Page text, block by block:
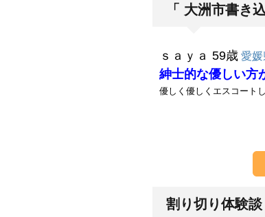
「 大洲市書き
ｓａｙａ 59歳 愛媛
紳士的な優しい方
優しく優しくエスコート
割り切り体験談